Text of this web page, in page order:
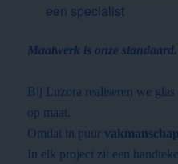
een specialist
Maatwerk is onze standaard.
Bij Luzora realiseren we
op maat.
Omdat in puur vakmanschap
In elk project zit een